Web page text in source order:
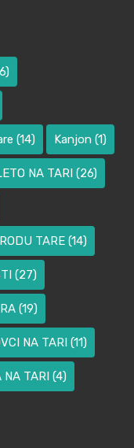
(14) Kanjon (1)
NA TARI (26)
TARE (14)
(27)
(19)
NA TARI (11)
NA TARI (4)